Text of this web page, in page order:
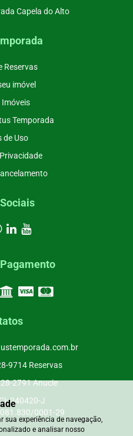
Capela do Alto
Reservas
imóvel
Imóveis
Temporada
de Uso
9714 Reservas
2791 Anucie
040420-J
0001-29
experiência de navegação,
e analisar nosso